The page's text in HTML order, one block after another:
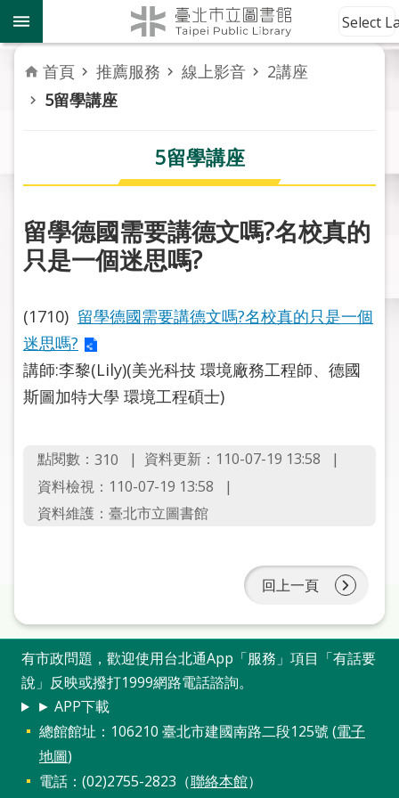
跳到主要內容區塊
到
館
資
訊
務
活
動
關
於
市
圖
線
申
請
答
加
入
市
圖
網
Select
首頁 推薦服務 線上影音
2講座
5留學講座
5留學講座
留學德國需要講德文嗎?名校真的
只是一個迷思嗎?
(1710) 留學德國需要講德文嗎?名校真的只是一個
迷思嗎?
講師:李黎(Lily)(美光科技 環境廠務工程師、德國
斯圖加特大學 環境工程碩士)
點閱數： 310
資料更新：110-07-19 13:58
資料檢視：110-07-19 13:58
資料維護：臺北市立圖書館
回上一頁
有市政問題，歡迎使用台北通App「服務」項目「有話要
說」反映或撥打1999網路電話諮詢。
► APP下載
總館館址：106210 臺北市建國南路二段125號 (電子
地圖)
電話：(02)2755-2823（聯絡本館）